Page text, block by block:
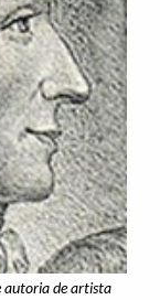
autoria de artista